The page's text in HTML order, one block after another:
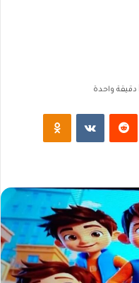
دقيقة واحدة
بينتيريست